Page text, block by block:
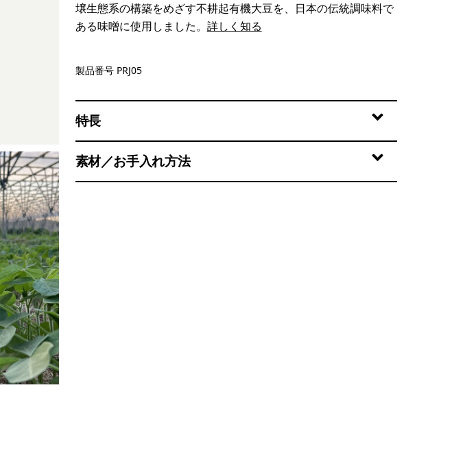
壌生態系の構築をめざす不耕起有機大豆を、日本の伝統調味料で
ある味噌に使用しました。 詳しく知る
製品番号 PRJ05
特長
素材／お手入れ方法